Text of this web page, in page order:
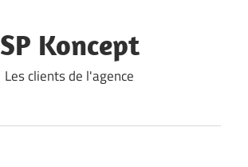
SP Koncept
Les clients de l'agence